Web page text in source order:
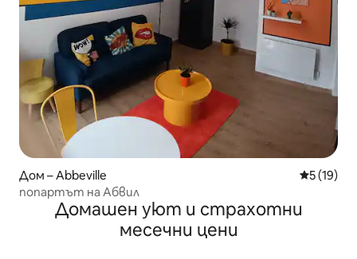
Дом – Abbeville Средна
5 (19)
попартът на Абвил
Домашен уют и страхотни
месечни цени